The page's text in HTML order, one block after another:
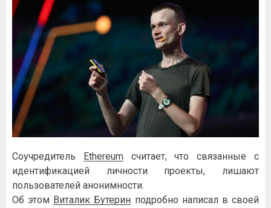
Соучредитель Ethereumсчитает, что связанные с
идентификацией личности проекты, лишают
пользователей анонимности.
Об этом Виталик Бутерин подробно написал в своей